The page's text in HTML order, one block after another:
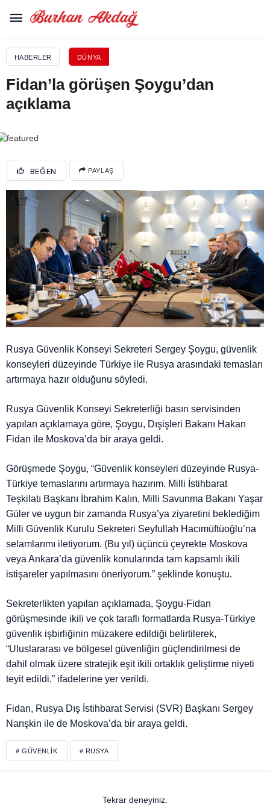
HABERLER DÜNYA
Fidan’la görüşen Şoygu’dan
açıklama
BEĞEN PAYLAŞ
Rusya Güvenlik Konseyi Sekreteri Sergey Şoygu, güvenlik
konseyleri düzeyinde Türkiye ile Rusya arasındaki temasları
artırmaya hazır olduğunu söyledi.
Rusya Güvenlik Konseyi Sekreterliği basın servisinden
yapılan açıklamaya göre, Şoygu, Dışişleri Bakanı Hakan
Fidan ile Moskova’da bir araya geldi.
Görüşmede Şoygu, “Güvenlik konseyleri düzeyinde Rusya-
Türkiye temaslarını artırmaya hazırım. Milli İstihbarat
Teşkilatı Başkanı İbrahim Kalın, Milli Savunma Bakanı Yaşar
Güler ve uygun bir zamanda Rusya’ya ziyaretini beklediğim
Milli Güvenlik Kurulu Sekreteri Seyfullah Hacımüftüoğlu’na
selamlarımı iletiyorum. (Bu yıl) üçüncü çeyrekte Moskova
veya Ankara’da güvenlik konularında tam kapsamlı ikili
istişareler yapılmasını öneriyorum.” şeklinde konuştu.
Sekreterlikten yapılan açıklamada, Şoygu-Fidan
görüşmesinde ikili ve çok taraflı formatlarda Rusya-Türkiye
güvenlik işbirliğinin müzakere edildiği belirtilerek,
“Uluslararası ve bölgesel güvenliğin güçlendirilmesi de
dahil olmak üzere stratejik eşit ikili ortaklık geliştirme niyeti
teyit edildi.” ifadelerine yer verildi.
Fidan, Rusya Dış İstihbarat Servisi (SVR) Başkanı Sergey
Narışkin ile de Moskova’da bir araya geldi.
# GÜVENLIK # RUSYA
Tekrar deneyiniz.